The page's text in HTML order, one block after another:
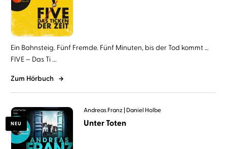
Ein Bahnsteig. Fünf Fremde. Fünf Minuten, bis der Tod kommt …
FIVE – Das Ti ...
Zum Hörbuch
NEU
Andreas Franz Daniel Holbe
Unter Toten